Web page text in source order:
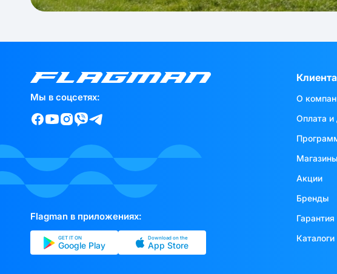
Мы в соцсетях:
Flagman в приложениях:
GET IT ON
Google Play
Download on the
App Store
О
Оплата и
Магазины
Акции
Бренды
Гарантия
Каталоги